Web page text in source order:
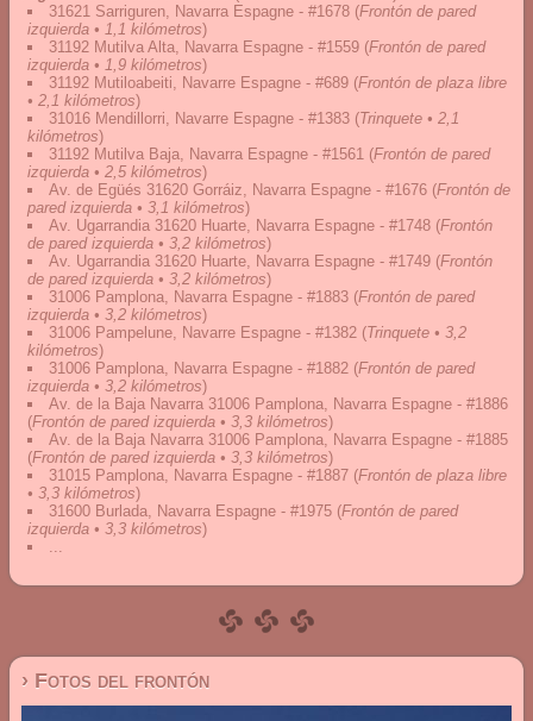
31621 Sarriguren, Navarra Espagne - #1678 (Frontón de pared
izquierda • 1,1 kilómetros)
31192 Mutilva Alta, Navarra Espagne - #1559 (Frontón de pared
izquierda • 1,9 kilómetros)
31192 Mutiloabeiti, Navarre Espagne - #689 (Frontón de plaza libre
• 2,1 kilómetros)
31016 Mendillorri, Navarre Espagne - #1383 (Trinquete • 2,1
kilómetros)
31192 Mutilva Baja, Navarra Espagne - #1561 (Frontón de pared
izquierda • 2,5 kilómetros)
Av. de Egüés 31620 Gorráiz, Navarra Espagne - #1676 (Frontón de
pared izquierda • 3,1 kilómetros)
Av. Ugarrandia 31620 Huarte, Navarra Espagne - #1748 (Frontón
de pared izquierda • 3,2 kilómetros)
Av. Ugarrandia 31620 Huarte, Navarra Espagne - #1749 (Frontón
de pared izquierda • 3,2 kilómetros)
31006 Pamplona, Navarra Espagne - #1883 (Frontón de pared
izquierda • 3,2 kilómetros)
31006 Pampelune, Navarre Espagne - #1382 (Trinquete • 3,2
kilómetros)
31006 Pamplona, Navarra Espagne - #1882 (Frontón de pared
izquierda • 3,2 kilómetros)
Av. de la Baja Navarra 31006 Pamplona, Navarra Espagne - #1886
(Frontón de pared izquierda • 3,3 kilómetros)
Av. de la Baja Navarra 31006 Pamplona, Navarra Espagne - #1885
(Frontón de pared izquierda • 3,3 kilómetros)
31015 Pamplona, Navarra Espagne - #1887 (Frontón de plaza libre
• 3,3 kilómetros)
31600 Burlada, Navarra Espagne - #1975 (Frontón de pared
izquierda • 3,3 kilómetros)
...
› Fotos del frontón